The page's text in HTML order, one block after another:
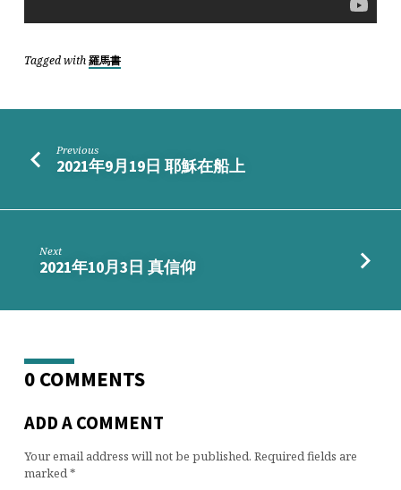
Tagged with 羅馬書
Previous
2021年9月19日 耶穌在船上
Next
2021年10月3日 真信仰
0 COMMENTS
ADD A COMMENT
Your email address will not be published. Required fields are
marked*